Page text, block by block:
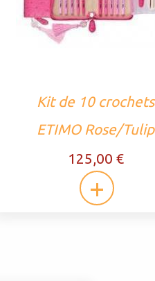
Kit de 10 crochets
ETIMO Rose/Tulip
125,00 €